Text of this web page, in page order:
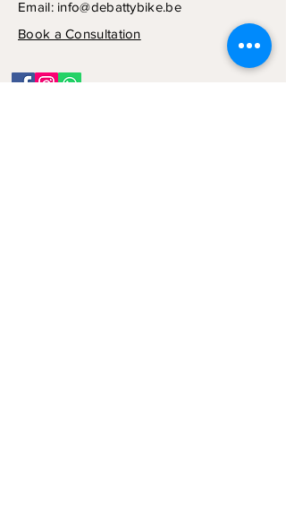
Email: info@debattybike.be
Book a Consultation